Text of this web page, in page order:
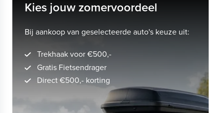
Kies jouw zomervoordeel
Bij aankoop van geselecteerde auto's keuze uit:
Trekhaak voor €500,-
Gratis Fietsendrager
Direct €500,- korting